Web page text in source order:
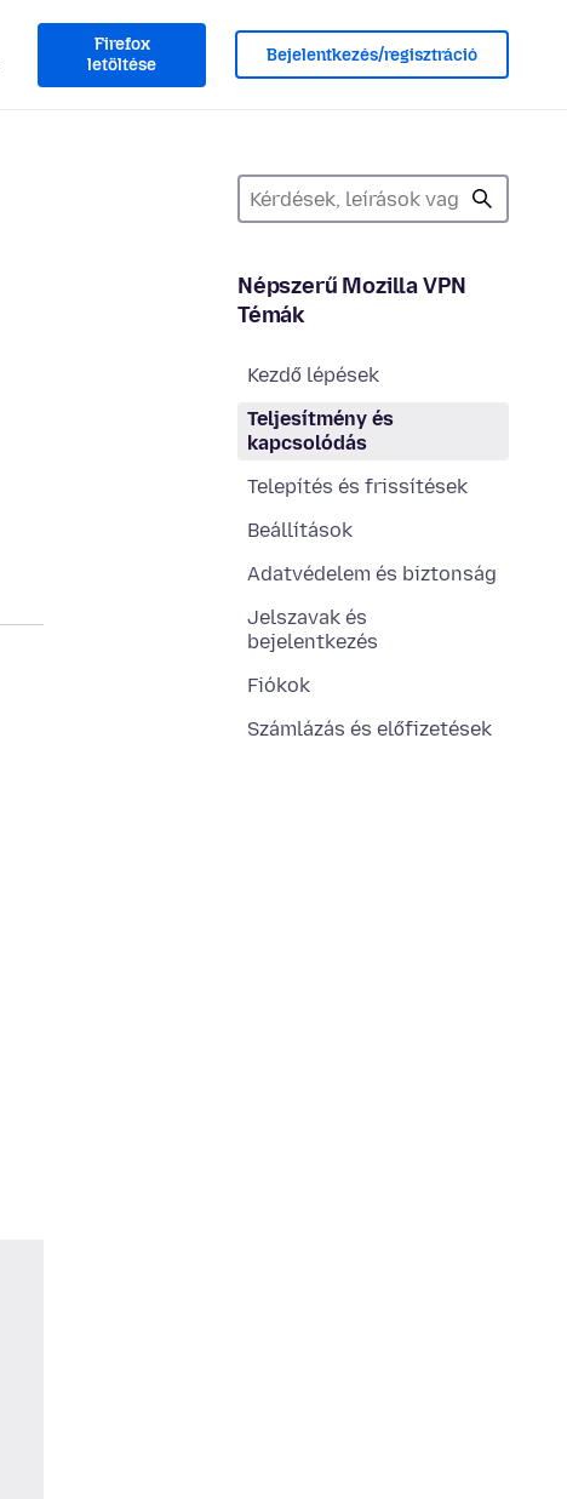
Firefox
letöltése
Bejelentkezés/regisztráció
Népszerű Mozilla VPN
Témák
Kezdő lépések
Teljesítmény és
kapcsolódás
Telepítés és frissítések
Beállítások
Adatvédelem és biztonság
Jelszavak és
bejelentkezés
Fiókok
Számlázás és előfizetések